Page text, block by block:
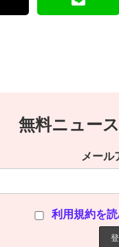
無料ニュー
メール
利用規約を